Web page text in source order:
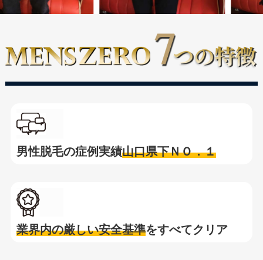
男性脱毛の症例実績山口県下ＮＯ．１
業界内の厳しい安全基準をすべてクリア